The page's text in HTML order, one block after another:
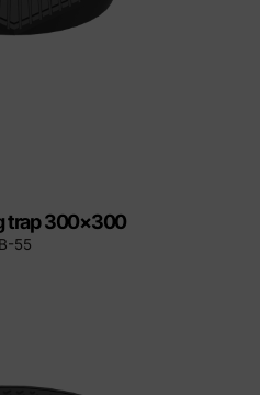
trap 300×300
B-55